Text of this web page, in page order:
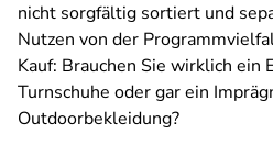
nicht sorgfältig sortiert und
Nutzen von der
Kauf: Brauchen Sie wirklich ein
Turnschuhe oder gar ein
Outdoorbekleidung?